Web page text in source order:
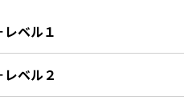
レベル１
レベル２